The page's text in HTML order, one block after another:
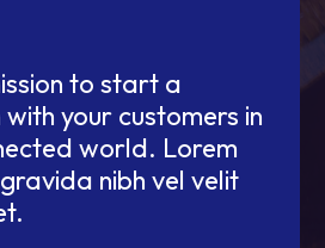
to start a
your customers in
world. Lorem
nibh vel velit